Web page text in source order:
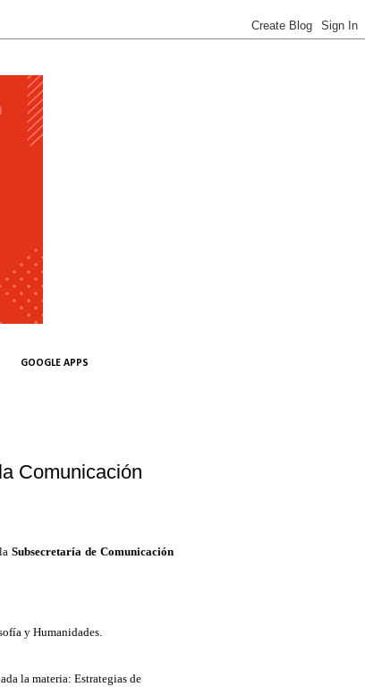
GOOGLE APPS
Comunicación
Subsecretaría de Comunicación
y Humanidades.
la materia: Estrategias de